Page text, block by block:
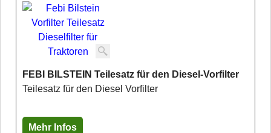
FEBI BILSTEIN Teilesatz für den Diesel-Vorfilter
Teilesatz für den Diesel Vorfilter
Mehr Infos